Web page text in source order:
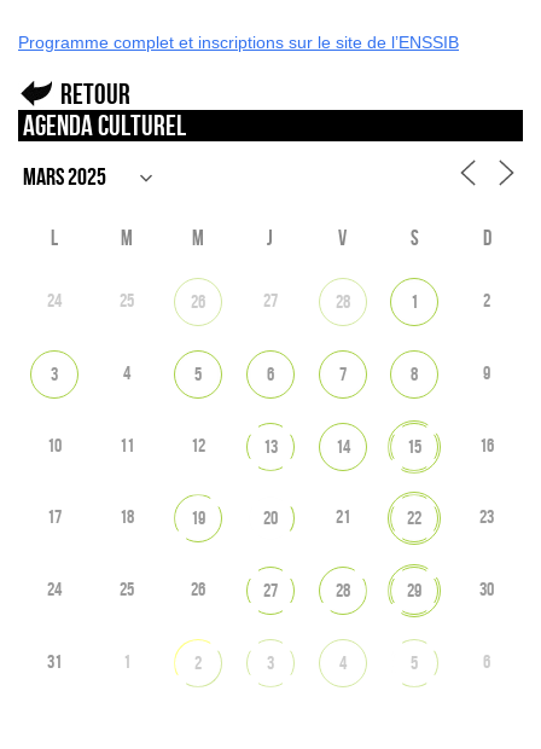
Programme complet et inscriptions sur le site de l’ENSSIB
Retour
Agenda culturel
L M M J V S D
24 25 26 27 28 1 2
3 4 5 6 7 8 9
10 11 12 13 14 15 16
17 18 19 20 21 22 23
24 25 26 27 28 29 30
31 1 2 3 4 5 6